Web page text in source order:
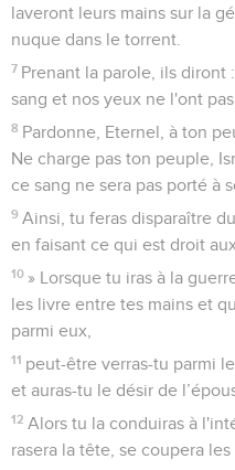
laveront leurs mains sur la
nuque dans le torrent.
7 Prenant la parole, ils diront
sang et nos yeux ne l'ont pas
8 Pardonne, Eternel, à ton
Ne charge pas ton peuple,
ce sang ne sera pas porté à
9 Ainsi, tu feras disparaître
en faisant ce qui est droit
10 » Lorsque tu iras à la
les livre entre tes mains et
parmi eux,
11 peut-être verras-tu parmi
et auras-tu le désir de
12 Alors tu la conduiras à
rasera la tête, se coupera